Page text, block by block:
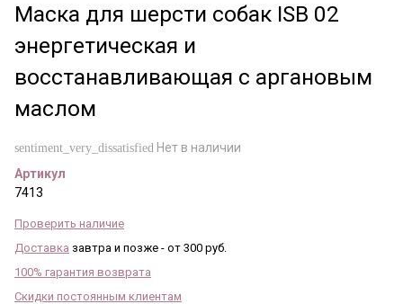
Маска для шерсти собак ISB 02
энергетическая и
восстанавливающая с аргановым
маслом
sentiment_very_dissatisfied Нет в наличии
Артикул
7413
Проверить наличие
Доставка завтра и позже - от 300 руб.
100% гарантия возврата
Скидки постоянным клиентам